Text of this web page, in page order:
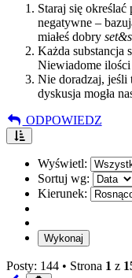
Staraj się określać
negatywne –
miałeś dobry
Każda substancja
Niewiadome ilości
Nie doradzaj, jeśli
dyskusja mogła
ODPOWIEDZ
Wyświetl:
Sortuj wg:
Kierunek:
Posty: 144 • Strona 1 z